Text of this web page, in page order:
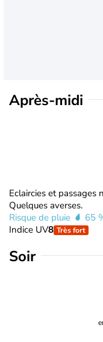
Après-midi
Eclaircies et passages
Quelques averses.
Risque de pluie
65
Indice UV8 Très fort
Soir